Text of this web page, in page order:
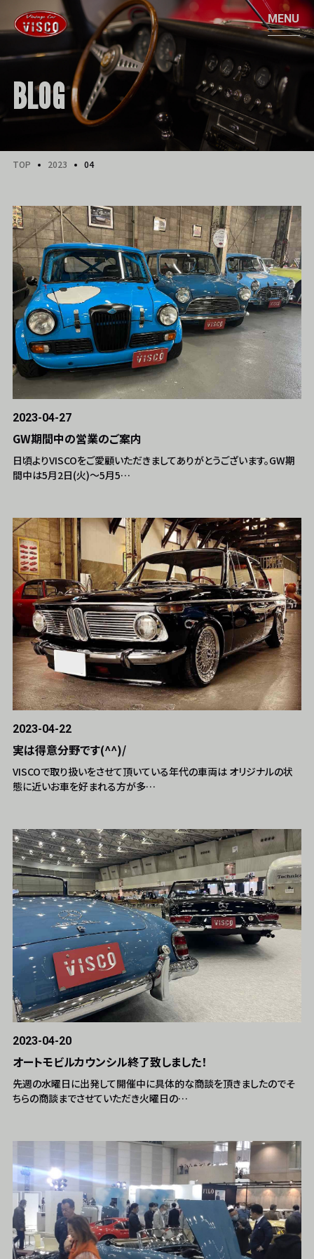
BLOG
TOP 2023 04
2023-04-27
GW期間中の営業のご案内
日頃よりVISCOをご愛顧いただきましてありがとうございます。GW期
間中は5月2日(火)～5月5…
2023-04-22
実は得意分野です(^^)/
VISCOで取り扱いをさせて頂いている年代の車両は オリジナルの状
態に近いお車を好まれる方が多…
2023-04-20
オートモビルカウンシル終了致しました！
先週の水曜日に出発して開催中に具体的な商談を頂きましたのでそ
ちらの商談までさせていただき火曜日の…